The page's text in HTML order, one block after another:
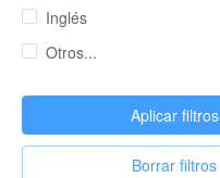
Inglés
Otros...
Aplicar filtros
Borrar filtros